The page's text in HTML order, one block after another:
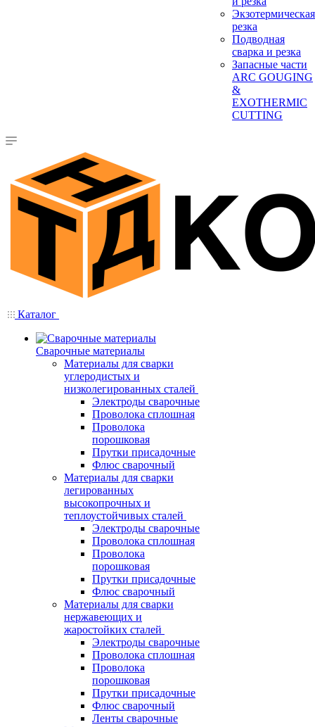
Экзотермическая
резка
Подводная
сварка и резка
Запасные части
ARC GOUGING
&
EXOTHERMIC
CUTTING
Каталог
Сварочные материалы
Материалы для сварки
углеродистых и
низколегированных сталей
Электроды сварочные
Проволока сплошная
Проволока
порошковая
Прутки присадочные
Флюс сварочный
Материалы для сварки
легированных
высокопрочных и
теплоустойчивых сталей
Электроды сварочные
Проволока сплошная
Проволока
порошковая
Прутки присадочные
Флюс сварочный
Материалы для сварки
нержавеющих и
жаростойких сталей
Электроды сварочные
Проволока сплошная
Проволока
порошковая
Прутки присадочные
Флюс сварочный
Ленты сварочные